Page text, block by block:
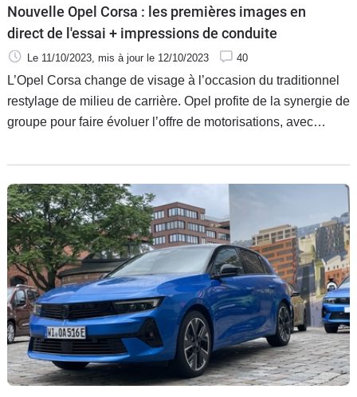
Nouvelle Opel Corsa : les premières images en
direct de l'essai + impressions de conduite
Le 11/10/2023 , mis à jour le 12/10/2023 40
L’Opel Corsa change de visage à l’occasion du traditionnel
restylage de milieu de carrière. Opel profite de la synergie de
groupe pour faire évoluer l’offre de motorisations, avec